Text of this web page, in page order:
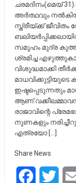
ചരമദിനം(മെയ്
അർത്ഥവും നൽകിയ
സ്ത്രീയ്ക്ക്
സമൂഹം മുദ്ര
ശ്രമിച്ച
വിശുദ്ധമാക്കി
ഇഷ്ടപ്പെടുന്നതും
രാജാവിന്റെ
നുണകളും
എത്രയോ […]
Share News
Facebook